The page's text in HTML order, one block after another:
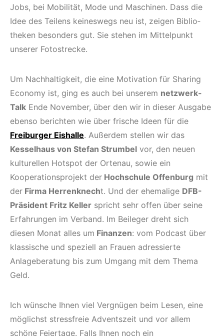
Jobs, bei Mobilität, Mode und Maschinen. Dass die
Idee des Teilens keineswegs neu ist, zeigen Biblio­
theken besonders gut. Sie stehen im Mittelpunkt
unserer Fotostrecke.
Um Nachhaltigkeit, die eine Motivation für Sharing
Economy ist, ging es auch bei unserem netzwerk-
Talk Ende November, über den wir in dieser Ausgabe
ebenso berichten wie über frische Ideen für die
Freiburger Eishalle. Außerdem stellen wir das
Kesselhaus von Stefan Strumbel vor, den neuen
kulturellen Hotspot der Ortenau, sowie ein
Kooperationsprojekt der Hochschule Offenburg mit
der Firma Herrenknecht. Und der ehemalige DFB-
Präsident Fritz Keller spricht sehr offen über seine
Erfahrungen im Verband. Im Beileger dreht sich
diesen Monat alles um Finanzen: vom Podcast über
klassische und speziell an Frauen adressierte
Anlageberatung bis zum Umgang mit dem Thema
Geld.
Ich wünsche Ihnen viel Vergnügen beim Lesen, eine
möglichst stressfreie Adventszeit und vor allem
schöne Feiertage. Falls Ihnen noch ein